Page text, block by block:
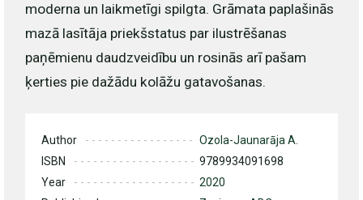
moderna un laikmetīgi spilgta. Grāmata paplašinās
mazā lasītāja priekšstatus par ilustrēšanas
paņēmienu daudzveidību un rosinās arī pašam
ķerties pie dažādu kolāžu gatavošanas.
Author
Ozola-Jaunarāja A.
ISBN
9789934091698
Year
2020